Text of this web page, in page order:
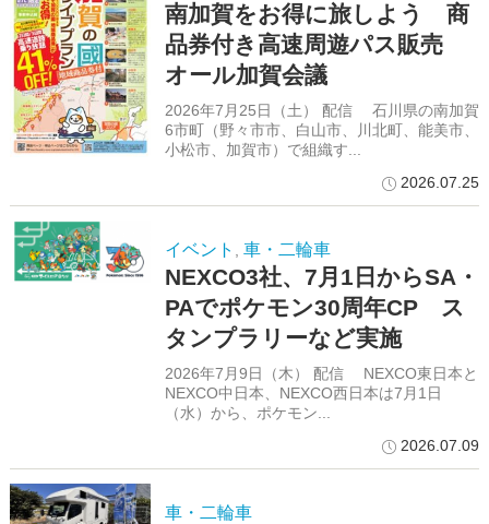
南加賀をお得に旅しよう 商
品券付き高速周遊パス販売
オール加賀会議
2026年7月25日（土） 配信 石川県の南加賀
6市町（野々市市、白山市、川北町、能美市、
小松市、加賀市）で組織す...
2026.07.25
イベント , 車・二輪車
NEXCO3社、7月1日からSA・
PAでポケモン30周年CP ス
タンプラリーなど実施
2026年7月9日（木） 配信 NEXCO東日本と
NEXCO中日本、NEXCO西日本は7月1日
（水）から、ポケモン...
2026.07.09
車・二輪車